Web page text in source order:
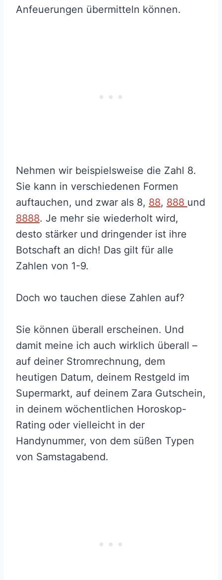
Anfeuerungen übermitteln können.
Nehmen wir beispielsweise die Zahl 8.
Sie kann in verschiedenen Formen
auftauchen, und zwar als 8, 88, 888 und
8888. Je mehr sie wiederholt wird,
desto stärker und dringender ist ihre
Botschaft an dich! Das gilt für alle
Zahlen von 1-9.
Doch wo tauchen diese Zahlen auf?
Sie können überall erscheinen. Und
damit meine ich auch wirklich überall –
auf deiner Stromrechnung, dem
heutigen Datum, deinem Restgeld im
Supermarkt, auf deinem Zara Gutschein,
in deinem wöchentlichen Horoskop-
Rating oder vielleicht in der
Handynummer, von dem süßen Typen
von Samstagabend.